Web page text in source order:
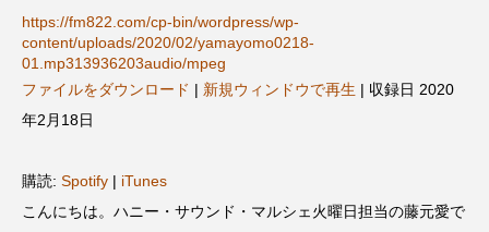
最終回【JAZZ Bar cozy】3月7
ました！
2024.03.07
https://fm822.com/cp-bin/wordpress/wp-
content/uploads/2020/02/yamayomo0218-
01.mp313936203audio/mpeg
ファイルをダウンロード | 新規ウィンドウで再生 | 収録日 2020
年2月18日
購読: Spotify | iTunes
こんにちは。ハニー・サウンド・マルシェ火曜日担当の藤元愛で